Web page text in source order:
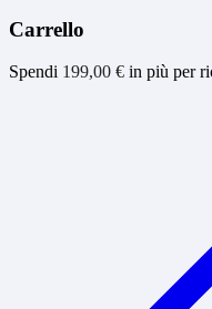
Carrello
Spendi 199,00 € in più per